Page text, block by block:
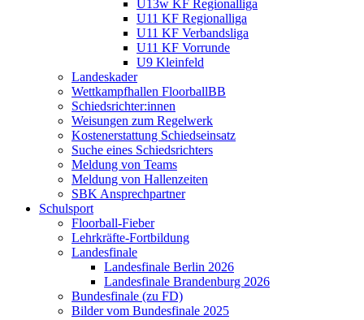
U13w KF Regionalliga
U11 KF Regionalliga
U11 KF Verbandsliga
U11 KF Vorrunde
U9 Kleinfeld
Landeskader
Wettkampfhallen FloorballBB
Schiedsrichter:innen
Weisungen zum Regelwerk
Kostenerstattung Schiedseinsatz
Suche eines Schiedsrichters
Meldung von Teams
Meldung von Hallenzeiten
SBK Ansprechpartner
Schulsport
Floorball-Fieber
Lehrkräfte-Fortbildung
Landesfinale
Landesfinale Berlin 2026
Landesfinale Brandenburg 2026
Bundesfinale (zu FD)
Bilder vom Bundesfinale 2025